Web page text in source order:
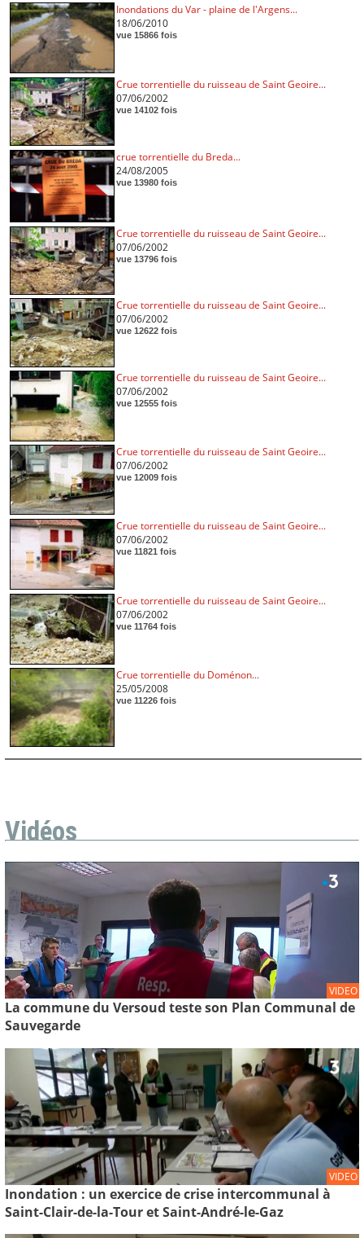
Inondations du Var - plaine de l'Argens...
18/06/2010
vue 15866 fois
Crue torrentielle du ruisseau de Saint Geoire...
07/06/2002
vue 14102 fois
crue torrentielle du Breda...
24/08/2005
vue 13980 fois
Crue torrentielle du ruisseau de Saint Geoire...
07/06/2002
vue 13796 fois
Crue torrentielle du ruisseau de Saint Geoire...
07/06/2002
vue 12622 fois
Crue torrentielle du ruisseau de Saint Geoire...
07/06/2002
vue 12555 fois
Crue torrentielle du ruisseau de Saint Geoire...
07/06/2002
vue 12009 fois
Crue torrentielle du ruisseau de Saint Geoire...
07/06/2002
vue 11821 fois
Crue torrentielle du ruisseau de Saint Geoire...
07/06/2002
vue 11764 fois
Crue torrentielle du Doménon...
25/05/2008
vue 11226 fois
Vidéos
VIDEO
La commune du Versoud teste son Plan Communal de
Sauvegarde
VIDEO
Inondation : un exercice de crise intercommunal à
Saint-Clair-de-la-Tour et Saint-André-le-Gaz